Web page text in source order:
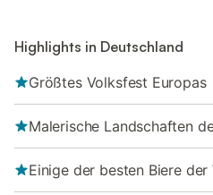
Highlights in Deutschland
Größtes Volksfest Europas
Malerische Landschaften
Einige der besten Biere der